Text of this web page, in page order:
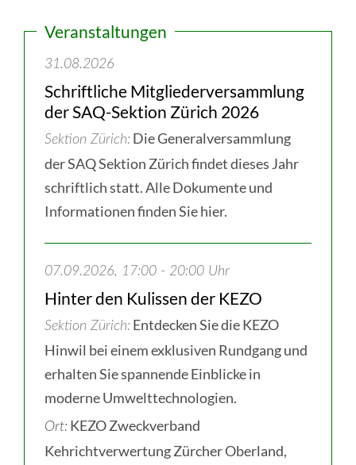
Veranstaltungen
31.08.2026
Schriftliche Mitgliederversammlung
der SAQ-Sektion Zürich 2026
Sektion Zürich Die Generalversammlung
der SAQ Sektion Zürich findet dieses Jahr
schriftlich statt. Alle Dokumente und
Informationen finden Sie hier.
07.09.2026, 17:00 - 20:00 Uhr
Hinter den Kulissen der KEZO
Sektion Zürich Entdecken Sie die KEZO
Hinwil bei einem exklusiven Rundgang und
erhalten Sie spannende Einblicke in
moderne Umwelttechnologien.
Ort: KEZO Zweckverband
Kehrichtverwertung Zürcher Oberland,